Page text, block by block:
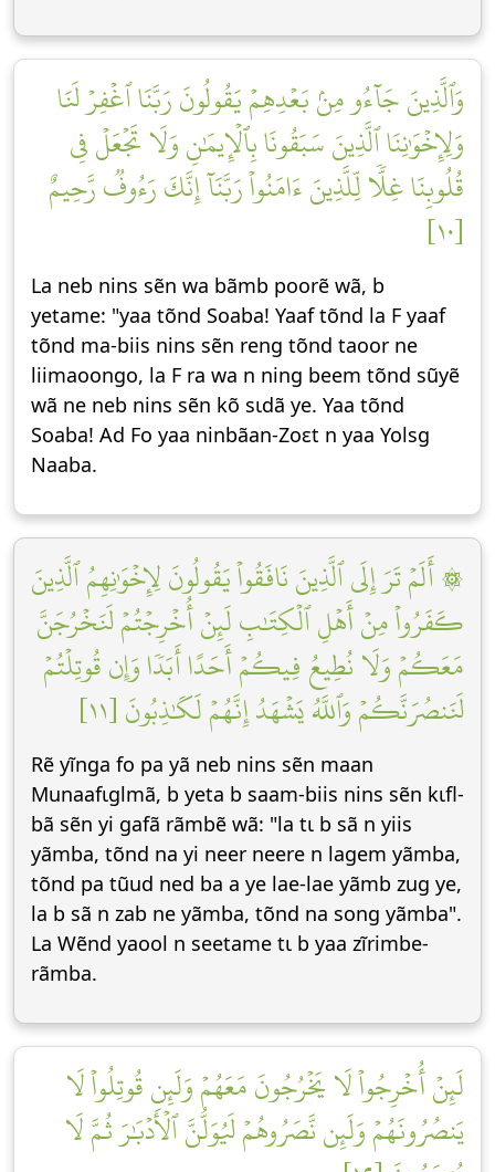
وَٱلَّذِينَ جَآءُو مِنۢ بَعۡدِهِمۡ يَقُولُونَ رَبَّنَا ٱغۡفِرۡ لَنَا
وَلِإِخۡوَٰنِنَا ٱلَّذِينَ سَبَقُونَا بِٱلۡإِيمَٰنِ وَلَا تَجۡعَلۡ فِي
قُلُوبِنَا غِلّٗا لِّلَّذِينَ ءَامَنُواْ رَبَّنَآ إِنَّكَ رَءُوفٞ رَّحِيمٌ
[١٠]
La neb nins sẽn wa bãmb poorẽ wã, b
yetame: "yaa tõnd Soaba! Yaaf tõnd la F yaaf
tõnd ma-biis nins sẽn reng tõnd taoor ne
liimaoongo, la F ra wa n ning beem tõnd sũyẽ
wã ne neb nins sẽn kõ sɩdã ye. Yaa tõnd
Soaba! Ad Fo yaa ninbãan-Zoεt n yaa Yolsg
Naaba.
۞ أَلَمۡ تَرَ إِلَى ٱلَّذِينَ نَافَقُواْ يَقُولُونَ لِإِخۡوَٰنِهِمُ ٱلَّذِينَ
كَفَرُواْ مِنۡ أَهۡلِ ٱلۡكِتَٰبِ لَئِنۡ أُخۡرِجۡتُمۡ لَنَخۡرُجَنَّ
مَعَكُمۡ وَلَا نُطِيعُ فِيكُمۡ أَحَدًا أَبَدٗا وَإِن قُوتِلۡتُمۡ
لَنَنصُرَنَّكُمۡ وَٱللَّهُ يَشۡهَدُ إِنَّهُمۡ لَكَٰذِبُونَ [١١]
Rẽ yĩnga fo pa yã neb nins sẽn maan
Munaafɩglmã, b yeta b saam-biis nins sẽn kɩfl-
bã sẽn yi gafã rãmbẽ wã: "la tɩ b sã n yiis
yãmba, tõnd na yi neer neere n lagem yãmba,
tõnd pa tũud ned ba a ye lae-lae yãmb zug ye,
la b sã n zab ne yãmba, tõnd na song yãmba".
La Wẽnd yaool n seetame tɩ b yaa zĩrimbe-
rãmba.
لَئِنۡ أُخۡرِجُواْ لَا يَخۡرُجُونَ مَعَهُمۡ وَلَئِن قُوتِلُواْ لَا
يَنصُرُونَهُمۡ وَلَئِن نَّصَرُوهُمۡ لَيُوَلُّنَّ ٱلۡأَدۡبَٰرَ ثُمَّ لَا